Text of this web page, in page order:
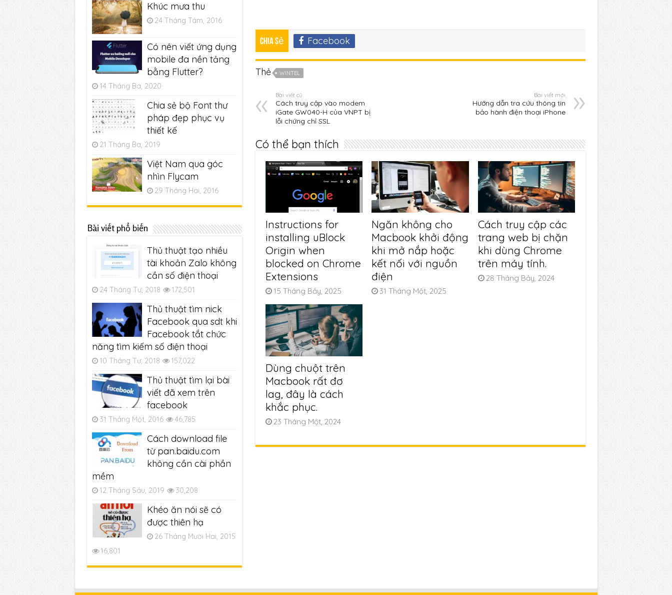
Chia sẻ Facebook
Thẻ WINTEL
Bài viết cũ
Cách truy cập vào modem
iGate GW040-H của VNPT bị
lỗi chứng chỉ SSL
Bài viết mới
Hướng dẫn tra cứu thông tin
bảo hành điện thoại iPhone
Có thể bạn thích
Instructions for
installing uBlock
Origin when
blocked on Chrome
Extensions
15 Tháng Bảy, 2025
Ngăn không cho
Macbook khởi động
khi mở nắp hoặc
kết nối với nguồn
điện
31 Tháng Một, 2025
Cách truy cập các
trang web bị chặn
khi dùng Chrome
trên máy tính.
28 Tháng Bảy, 2024
Dùng chuột trên
Macbook rất đơ
lag, đây là cách
khắc phục.
23 Tháng Một, 2024
Khúc mưa thu
24 Tháng Tám, 2016
Có nên viết ứng dụng
mobile đa nền tảng
bằng Flutter?
14 Tháng Ba, 2020
Chia sẻ bộ Font thư
pháp đẹp phục vụ
thiết kế
21 Tháng Ba, 2019
Việt Nam qua góc
nhìn Flycam
29 Tháng Hai, 2016
Bài viết phổ biến
Thủ thuật tạo nhiều
tài khoản Zalo không
cần số điện thoại
24 Tháng Tư, 2018 172,501
Thủ thuật tìm nick
Facebook qua sdt khi
Facebook tắt chức
năng tìm kiếm số điện thoại
10 Tháng Tư, 2018 157,022
Thủ thuật tìm lại bài
viết đã xem trên
facebook
31 Tháng Một, 2016 46,785
Cách download file
từ pan.baidu.com
không cần cài phần
mềm
12 Tháng Sáu, 2019 30,208
Khéo ăn nói sẽ có
được thiên hạ
26 Tháng Mười Hai, 2015
16,801